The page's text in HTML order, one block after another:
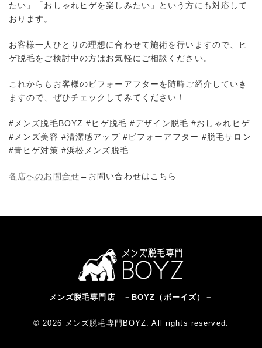
たい」「おしゃれヒゲを楽しみたい」という方にも対応して
おります。
お客様一人ひとりの理想に合わせて施術を行いますので、ヒ
ゲ脱毛をご検討中の方はお気軽にご相談ください。
これからもお客様のビフォーアフターを随時ご紹介していき
ますので、ぜひチェックしてみてください！
#メンズ脱毛BOYZ #ヒゲ脱毛 #デザイン脱毛 #おしゃれヒゲ
#メンズ美容 #清潔感アップ #ビフォーアフター #脱毛サロン
#青ヒゲ対策 #浜松メンズ脱毛
各店へのお問合せ ←お問い合わせはこちら
メンズ脱毛専門店 －BOYZ（ボーイズ）－
© 2026 メンズ脱毛専門BOYZ. All rights reserved.